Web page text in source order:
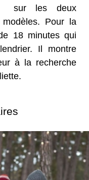
sur les deux
Pour la
18 minutes qui
Il montre
à la recherche